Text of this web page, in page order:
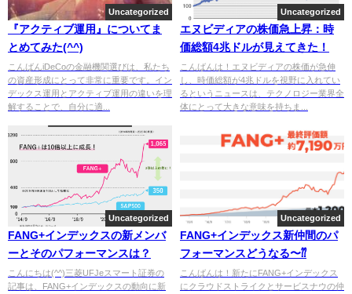
Uncategorized
『アクティブ運用』についてま
とめてみた(^^)
こんばんiDeCoの金融機関選びは、私たち
の資産形成にとって非常に重要です。イン
デックス運用とアクティブ運用の違いを理
解することで、自分に適...
Uncategorized
エヌビディアの株価急上昇：時
価総額4兆ドルが見えてきた！
こんばんは！エヌビディアの株価が急伸
し、時価総額が4兆ドルを視野に入れてい
るというニュースは、テクノロジー業界全
体にとって大きな意味を持ちま...
Uncategorized
FANG+インデックスの新メンバ
ーとそのパフォーマンスは？
こんにちは(^^)三菱UFJeスマート証券の
記事は、FANG+インデックスの動向に新
Uncategorized
FANG+インデックス新仲間のパ
フォーマンスどうなる〜⁇
こんばんは！新たにFANG+インデックス
にクラウドストライクとサービスナウの仲